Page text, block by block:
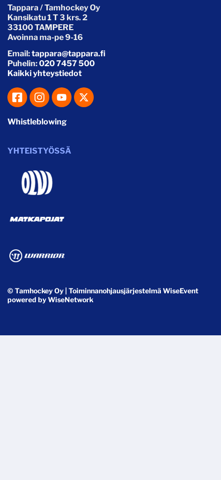
Tappara / Tamhockey Oy
Kansikatu 1 T 3 krs. 2
33100 TAMPERE
Avoinna ma-pe 9-16
Email:tappara@tappara.fi
Puhelin:020 7457 500
Kaikki yhteystiedot
Whistleblowing
YHTEISTYÖSSÄ
© Tamhockey Oy | ToiminnanohjausjärjestelmäWiseEvent
powered byWiseNetwork